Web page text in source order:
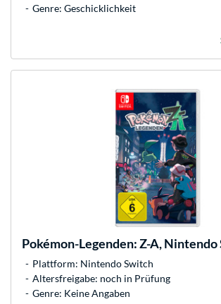
Genre: Geschicklichkeit
Pokémon-Legenden: Z-A,
Plattform: Nintendo Switch
Altersfreigabe: noch in Prüfung
Genre: Keine Angaben